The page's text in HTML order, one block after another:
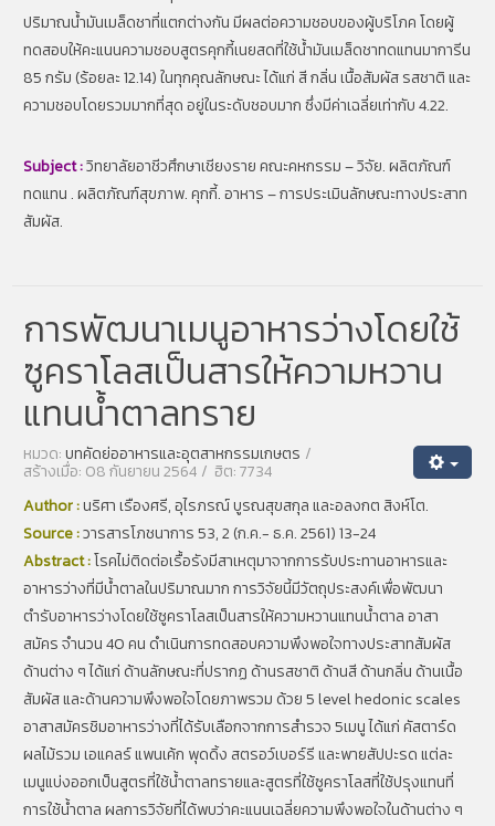
ปริมาณน้ำมันเมล็ดชาที่แตกต่างกัน มีผลต่อความชอบของผู้บริโภค โดยผู้
ทดสอบให้คะแนนความชอบสูตรคุกกี้เนยสดที่ใช้น้ำมันเมล็ดชาทดแทนมาการีน
85 กรัม (ร้อยละ 12.14) ในทุกคุณลักษณะ ได้แก่ สี กลิ่น เนื้อสัมผัส รสชาติ และ
ความชอบโดยรวมมากที่สุด อยู่ในระดับชอบมาก ซึ่งมีค่าเฉลี่ยเท่ากับ 4.22.
Subject :วิทยาลัยอาชีวศึกษาเชียงราย คณะคหกรรม – วิจัย. ผลิตภัณฑ์
ทดแทน . ผลิตภัณฑ์สุขภาพ. คุกกี้. อาหาร – การประเมินลักษณะทางประสาท
สัมผัส.
การพัฒนาเมนูอาหารว่างโดยใช้
ซูคราโลสเป็นสารให้ความหวาน
แทนน้ำตาลทราย
หมวด:บทคัดย่ออาหารและอุตสาหกรรมเกษตร
สร้างเมื่อ: 08 กันยายน 2564
ฮิต: 7734
Author :นริศา เรืองศรี, อุไรภรณ์ บูรณสุขสกุล และอลงกต สิงห์โต.
Source :วารสารโภชนาการ 53, 2 (ก.ค.- ธ.ค. 2561) 13-24
Abstract :โรคไม่ติดต่อเรื้อรังมีสาเหตุมาจากการรับประทานอาหารและ
อาหารว่างที่มีน้ำตาลในปริมาณมาก การวิจัยนี้มีวัตถุประสงค์เพื่อพัฒนา
ตำรับอาหารว่างโดยใช้ซูคราโลสเป็นสารให้ความหวานแทนน้ำตาล อาสา
สมัคร จำนวน 40 คน ดำเนินการทดสอบความพึงพอใจทางประสาทสัมผัส
ด้านต่าง ๆ ได้แก่ ด้านลักษณะที่ปรากฏ ด้านรสชาติ ด้านสี ด้านกลิ่น ด้านเนื้อ
สัมผัส และด้านความพึงพอใจโดยภาพรวม ด้วย 5 level hedonic scales
อาสาสมัครชิมอาหารว่างที่ได้รับเลือกจากการสำรวจ 5เมนู ได้แก่ คัสตาร์ด
ผลไม้รวม เอแคลร์ แพนเค้ก พุดดิ้ง สตรอว์เบอร์รี และพายสัปปะรด แต่ละ
เมนูแบ่งออกเป็นสูตรที่ใช้น้ำตาลทรายและสูตรที่ใช้ซูคราโลสที่ใช้ปรุงแทนที่
การใช้น้ำตาล ผลการวิจัยที่ได้พบว่าคะแนนเฉลี่ยความพึงพอใจในด้านต่าง ๆ